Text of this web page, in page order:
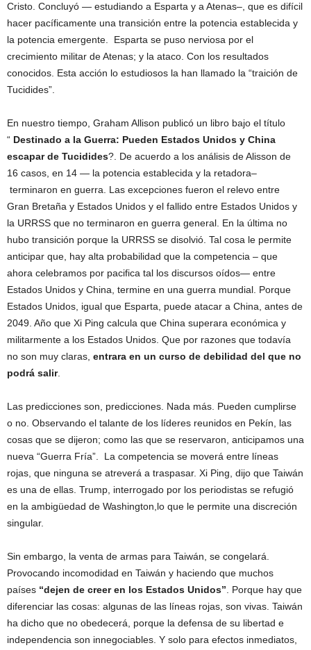
Cristo. Concluyó — estudiando a Esparta y a Atenas–, que es difícil
hacer pacíficamente una transición entre la potencia establecida y
la potencia emergente. Esparta se puso nerviosa por el
crecimiento militar de Atenas; y la ataco. Con los resultados
conocidos. Esta acción lo estudiosos la han llamado la “traición de
Tucidides”.
En nuestro tiempo, Graham Allison publicó un libro bajo el título
“ Destinado a la Guerra: Pueden Estados Unidos y China
escapar de Tucidides?. De acuerdo a los análisis de Alisson de
16 casos, en 14 — la potencia establecida y la retadora–
terminaron en guerra. Las excepciones fueron el relevo entre
Gran Bretaña y Estados Unidos y el fallido entre Estados Unidos y
la URRSS que no terminaron en guerra general. En la última no
hubo transición porque la URRSS se disolvió. Tal cosa le permite
anticipar que, hay alta probabilidad que la competencia – que
ahora celebramos por pacifica tal los discursos oídos— entre
Estados Unidos y China, termine en una guerra mundial. Porque
Estados Unidos, igual que Esparta, puede atacar a China, antes de
2049. Año que Xi Ping calcula que China superara económica y
militarmente a los Estados Unidos. Que por razones que todavía
no son muy claras, entrara en un curso de debilidad del que no
podrá salir.
Las predicciones son, predicciones. Nada más. Pueden cumplirse
o no. Observando el talante de los líderes reunidos en Pekín, las
cosas que se dijeron; como las que se reservaron, anticipamos una
nueva “Guerra Fría”. La competencia se moverá entre líneas
rojas, que ninguna se atreverá a traspasar. Xi Ping, dijo que Taiwán
es una de ellas. Trump, interrogado por los periodistas se refugió
en la ambigüedad de Washington,lo que le permite una discreción
singular.
Sin embargo, la venta de armas para Taiwán, se congelará.
Provocando incomodidad en Taiwán y haciendo que muchos
países “dejen de creer en los Estados Unidos” . Porque hay que
diferenciar las cosas: algunas de las líneas rojas, son vivas. Taiwán
ha dicho que no obedecerá, porque la defensa de su libertad e
independencia son innegociables. Y solo para efectos inmediatos,